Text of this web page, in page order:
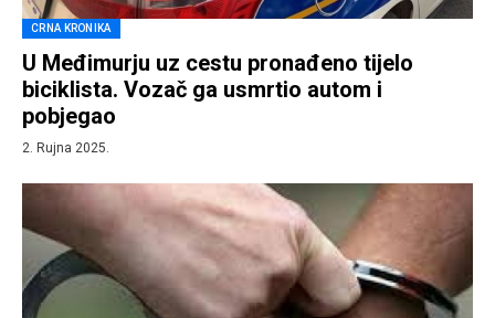
CRNA KRONIKA
U Međimurju uz cestu pronađeno tijelo
biciklista. Vozač ga usmrtio autom i
pobjegao
2. Rujna 2025.